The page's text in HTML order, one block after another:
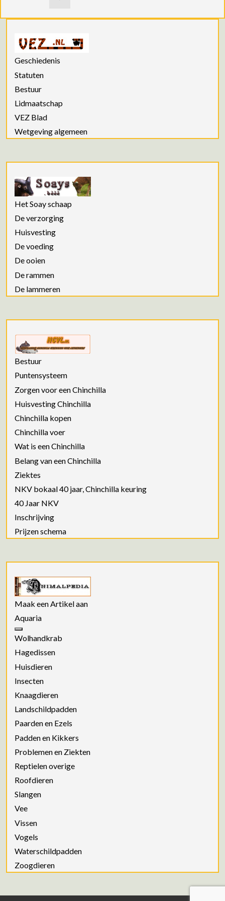
Geschiedenis
Statuten
Bestuur
Lidmaatschap
VEZ Blad
Wetgeving algemeen
Het Soay schaap
De verzorging
Huisvesting
De voeding
De ooien
De rammen
De lammeren
Bestuur
Puntensysteem
Zorgen voor een Chinchilla
Huisvesting Chinchilla
Chinchilla kopen
Chinchilla voer
Wat is een Chinchilla
Belang van een Chinchilla
Ziektes
NKV bokaal 40 jaar, Chinchilla keuring
40 Jaar NKV
Inschrijving
Prijzen schema
Maak een Artikel aan
Aquaria
Wolhandkrab
Hagedissen
Huisdieren
Insecten
Knaagdieren
Landschildpadden
Paarden en Ezels
Padden en Kikkers
Problemen en Ziekten
Reptielen overige
Roofdieren
Slangen
Vee
Vissen
Vogels
Waterschildpadden
Zoogdieren